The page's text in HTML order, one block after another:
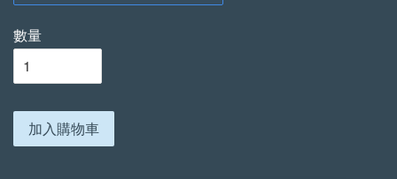
數量
加入購物車